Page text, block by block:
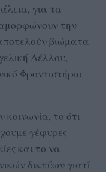
για τα
την
βιώματα
Λέλλου,
Φροντιστήριο
το ότι
γέφυρες
και το να
δικτύων γιατί